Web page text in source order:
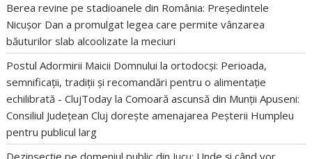
Berea revine pe stadioanele din România: Președintele
Nicușor Dan a promulgat legea care permite vânzarea
băuturilor slab alcoolizate la meciuri
Postul Adormirii Maicii Domnului la ortodocși: Perioada,
semnificații, tradiții și recomandări pentru o alimentație
echilibrată - ClujToday laComoară ascunsă din Munții Apuseni:
Consiliul Județean Cluj dorește amenajarea Peșterii Humpleu
pentru publicul larg